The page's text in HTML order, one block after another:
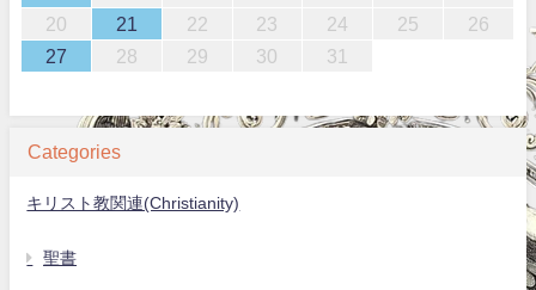
20
21 22 23 24 25
26
27
28 29 30 31
Categories
キリスト教関連(Christianity)
聖書